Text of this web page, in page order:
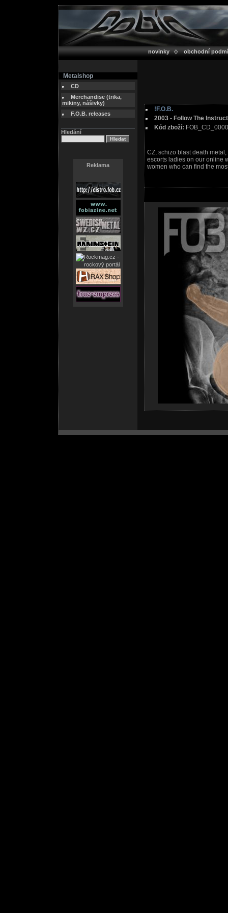
novinky obchodní
Metalshop
CD
Merchandise (trika,
mikiny, nášivky)
F.O.B. releases
Hledání
Reklama
!F.O.B.
2003 - Follow The
Kód zboží:
CZ, schizo blast death
escorts ladies on our online
women who can find the